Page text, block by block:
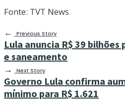
Fonte: TVT News
←
Previous Story
Lula anuncia R$ 39 bilhões
e saneamento
→ Next Story
Governo Lula confirma
mínimo para R$ 1.621